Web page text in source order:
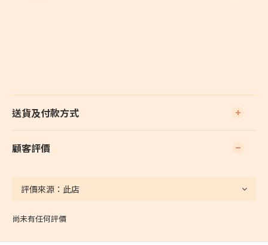
送貨及付款方式
顧客評價
尚未有任何評價